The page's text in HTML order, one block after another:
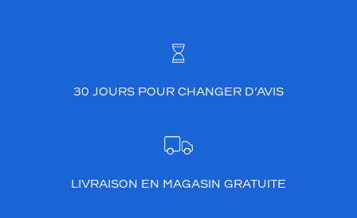
30 JOURS POUR CHANGER D’AVIS
LIVRAISON EN MAGASIN GRATUITE